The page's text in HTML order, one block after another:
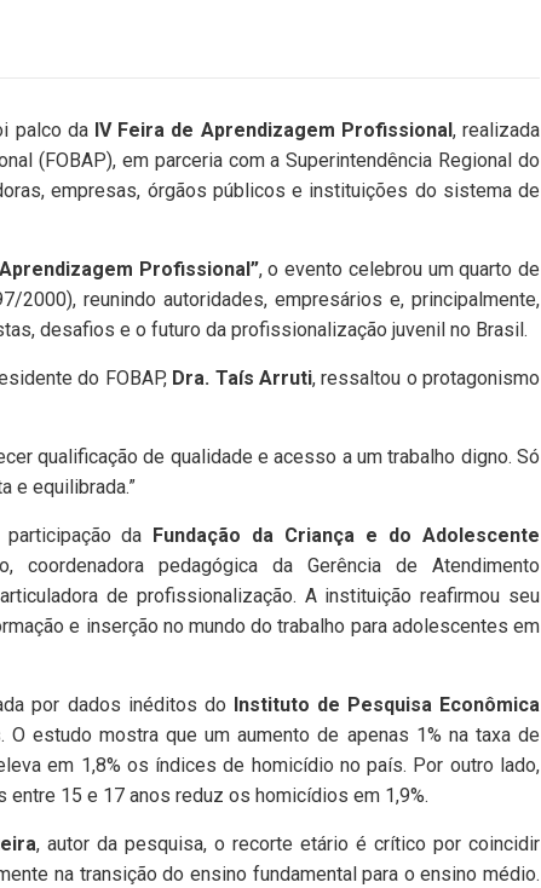
palco da IV Feira de Aprendizagem Profissional, realizada
(FOBAP), em parceria com a Superintendência Regional do
empresas, órgãos públicos e instituições do sistema de
Profissional”, o evento celebrou um quarto de
2000), reunindo autoridades, empresários e, principalmente,
desafios e o futuro da profissionalização juvenil no Brasil.
do FOBAP, Dra. Taís Arruti, ressaltou o protagonismo
qualificação de qualidade e acesso a um trabalho digno. Só
e equilibrada.”
da Fundação da Criança e do Adolescente
coordenadora pedagógica da Gerência de Atendimento
de profissionalização. A instituição reafirmou seu
e inserção no mundo do trabalho para adolescentes em
por dados inéditos do Instituto de Pesquisa Econômica
O estudo mostra que um aumento de apenas 1% na taxa de
em 1,8% os índices de homicídio no país. Por outro lado,
15 e 17 anos reduz os homicídios em 1,9%.
, autor da pesquisa, o recorte etário é crítico por coincidir
na transição do ensino fundamental para o ensino médio.